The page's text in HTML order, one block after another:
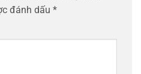
đánh dấu *